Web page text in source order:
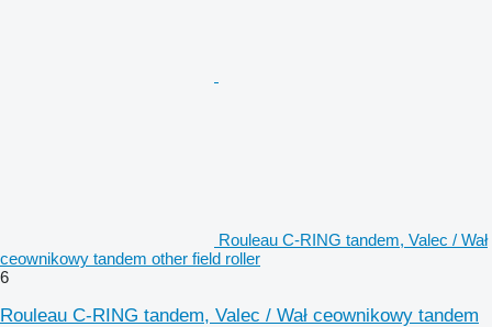
Rouleau C-RING tandem, Valec / Wał
ceownikowy tandem other field roller
6
Rouleau C-RING tandem, Valec / Wał ceownikowy tandem